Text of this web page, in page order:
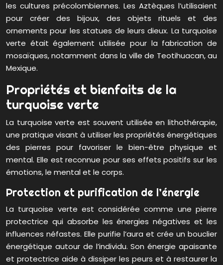
les cultures précolombiennes. Les Aztèques l’utilisaient
pour créer des bijoux, des objets rituels et des
ornements pour les statues de leurs dieux. La turquoise
verte était également utilisée pour la fabrication de
mosaïques, notamment dans la ville de Teotihuacan, au
Mexique.
Propriétés et bienfaits de la
turquoise verte
La turquoise verte est souvent utilisée en lithothérapie,
une pratique visant à utiliser les propriétés énergétiques
des pierres pour favoriser le bien-être physique et
mental. Elle est reconnue pour ses effets positifs sur les
émotions, le mental et le corps.
Protection et purification de l’énergie
La turquoise verte est considérée comme une pierre
protectrice qui absorbe les énergies négatives et les
influences néfastes. Elle purifie l’aura et crée un bouclier
énergétique autour de l’individu. Son énergie apaisante
et protectrice aide à dissiper les peurs et à restaurer la